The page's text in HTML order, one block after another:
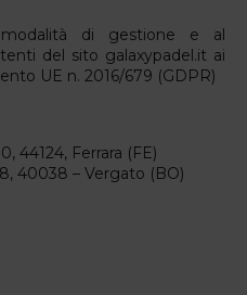
di gestione e al
del sito galaxypadel.it ai
UE n. 2016/679 (GDPR)
44124, Ferrara (FE)
40038 – Vergato (BO)